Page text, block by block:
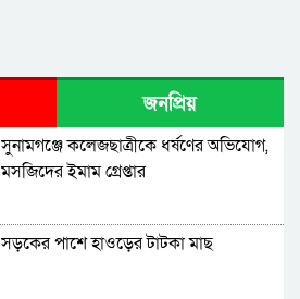
জনপ্রিয়
সুনামগঞ্জে কলেজছাত্রীকে ধর্ষণের অভিযোগ,
মসজিদের ইমাম গ্রেপ্তার
সড়কের পাশে হাওড়ের টাটকা মাছ